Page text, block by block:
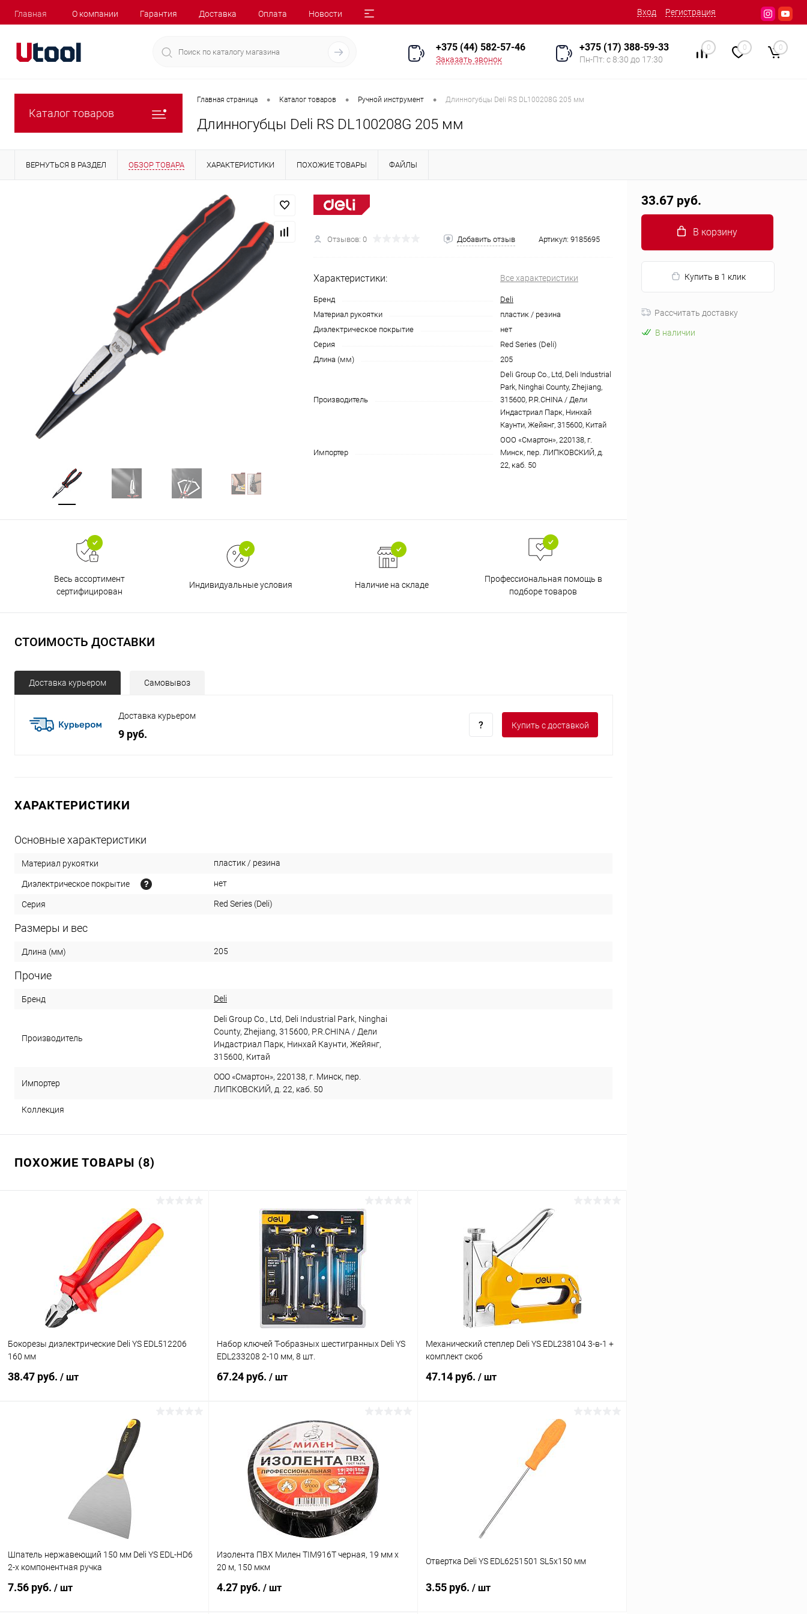
Главная О компании Гарантия Доставка Оплата Новости Вход Регистрация
+375 (44) 582-57-46
Заказать звонок
+375 (17) 388-59-33
Пн-Пт: с 8:30 до 17:30
0 0 0
Каталог товаров
Главная страница • Каталог товаров • Ручной инструмент • Длинногубцы Deli RS DL100208G 205 мм
Длинногубцы Deli RS DL100208G 205 мм
ВЕРНУТЬСЯ В РАЗДЕЛ ОБЗОР ТОВАРА ХАРАКТЕРИСТИКИ ПОХОЖИЕ ТОВАРЫ ФАЙЛЫ
Отзывов: 0 Добавить отзыв Артикул: 9185695
Характеристики: Все характеристики
Бренд
Deli
Материал рукоятки
пластик / резина
Диэлектрическое покрытие
нет
Серия
Red Series (Deli)
Длина (мм)
205
Производитель
Deli Group Co., Ltd, Deli Industrial
Park, Ninghai County, Zhejiang,
315600, P.R.CHINA / Дели
Индастриал Парк, Нинхай
Каунти, Жейянг, 315600, Китай
Импортер
ООО «Смартон», 220138, г.
Минск, пер. ЛИПКОВСКИЙ, д.
22, каб. 50
Весь ассортимент
сертифицирован
Индивидуальные условия Наличие на складе
Профессиональная помощь в
подборе товаров
СТОИМОСТЬ ДОСТАВКИ
Доставка курьером Самовывоз
Доставка курьером
9 руб.
Купить с доставкой
ХАРАКТЕРИСТИКИ
Основные характеристики
Материал рукоятки пластик / резина
Диэлектрическое покрытие нет
Серия Red Series (Deli)
Размеры и вес
Длина (мм) 205
Прочие
Бренд Deli
Производитель
Deli Group Co., Ltd, Deli Industrial Park, Ninghai
County, Zhejiang, 315600, P.R.CHINA / Дели
Индастриал Парк, Нинхай Каунти, Жейянг,
315600, Китай
Импортер
ООО «Смартон», 220138, г. Минск, пер.
ЛИПКОВСКИЙ, д. 22, каб. 50
Коллекция
ПОХОЖИЕ ТОВАРЫ (8)
Бокорезы диэлектрические Deli YS EDL512206
160 мм
38.47 руб. / шт
В корзину
К сравнению
В наличии
Набор ключей Т-образных шестигранных Deli YS
EDL233208 2-10 мм, 8 шт.
67.24 руб. / шт
В корзину
Купить в 1 клик К сравнению
В избранное В наличии
Механический степлер Deli YS EDL238104 3-в-1 +
комплект скоб
47.14 руб. / шт
В корзину
К сравнению
Шпатель нержавеющий 150 мм Deli YS EDL-HD6
2-х компонентная ручка
7.56 руб. / шт
Изолента ПВХ Милен TIM916T черная, 19 мм x
20 м, 150 мкм
4.27 руб. / шт
Отвертка Deli YS EDL6251501 SL5x150 мм
3.55 руб. / шт
33.67 руб.
В корзину
Купить в 1 клик
Рассчитать доставку
В наличии